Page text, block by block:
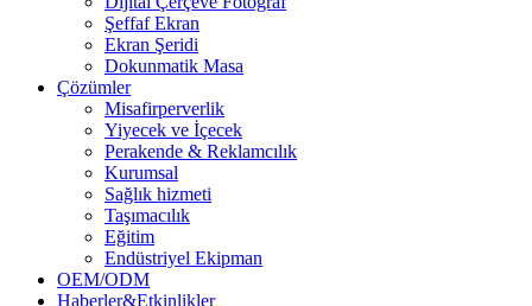
Şeffaf Ekran
Ekran Şeridi
Dokunmatik Masa
Çözümler
Misafirperverlik
Yiyecek ve İçecek
Perakende & Reklamcılık
Kurumsal
Sağlık hizmeti
Taşımacılık
Eğitim
Endüstriyel Ekipman
OEM/ODM
Haberler&Etkinlikler